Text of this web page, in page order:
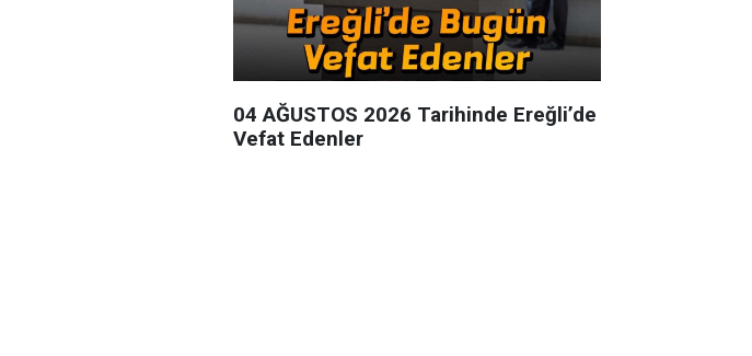
04 AĞUSTOS 2026 Tarihinde Ereğli’de
Vefat Edenler